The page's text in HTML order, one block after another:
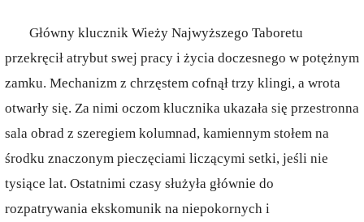
Główny klucznik Wieży Najwyższego Taboretu
przekręcił atrybut swej pracy i życia doczesnego w potężnym
zamku. Mechanizm z chrzęstem cofnął trzy klingi, a wrota
otwarły się. Za nimi oczom klucznika ukazała się przestronna
sala obrad z szeregiem kolumnad, kamiennym stołem na
środku znaczonym pieczęciami liczącymi setki, jeśli nie
tysiące lat. Ostatnimi czasy służyła głównie do
rozpatrywania ekskomunik na niepokornych i